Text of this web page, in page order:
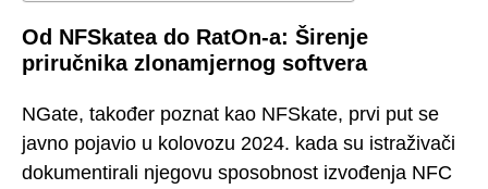
Od NFSkatea do RatOn-a: Širenje
priručnika zlonamjernog softvera
NGate, također poznat kao NFSkate, prvi put se
javno pojavio u kolovozu 2024. kada su istraživači
dokumentirali njegovu sposobnost izvođenja NFC